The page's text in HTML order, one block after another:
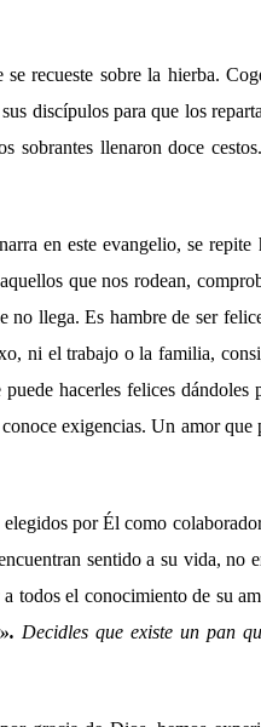
se recueste sobre la hierba.
discípulos para que los
sobrantes llenaron doce
en este evangelio, se
que nos rodean,
no llega. Es hambre de ser
ni el trabajo o la familia,
hacerles felices
exigencias. Un amor
por Él como
sentido a su vida, no
todos el conocimiento de su
Decidles que existe un pan